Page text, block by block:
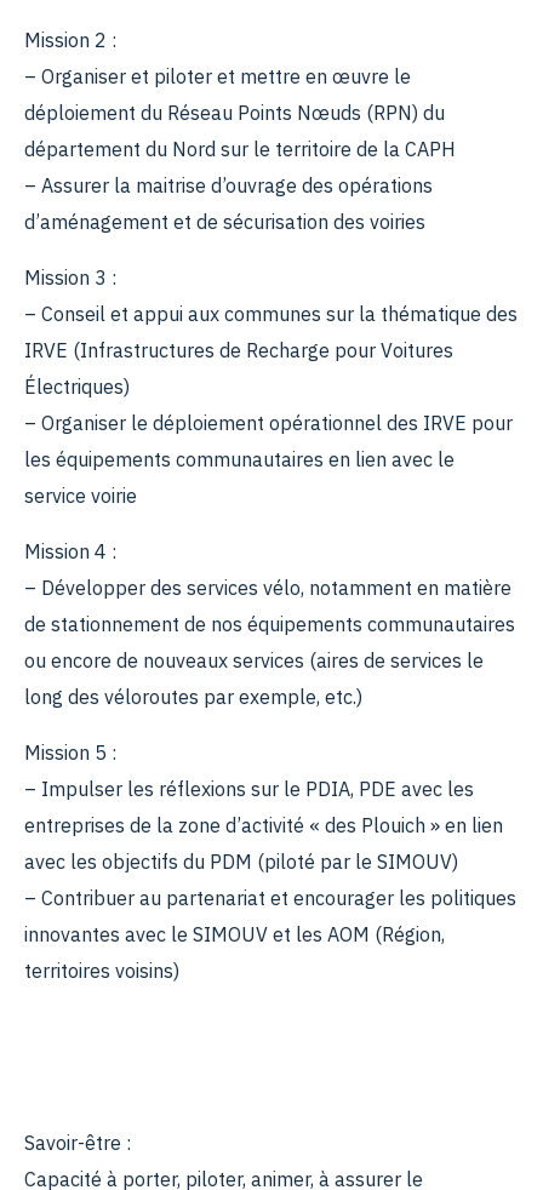
Mission 2 :
– Organiser et piloter et mettre en œuvre le
déploiement du Réseau Points Nœuds (RPN) du
département du Nord sur le territoire de la CAPH
– Assurer la maitrise d’ouvrage des opérations
d’aménagement et de sécurisation des voiries
Mission 3 :
– Conseil et appui aux communes sur la thématique des
IRVE (Infrastructures de Recharge pour Voitures
Électriques)
– Organiser le déploiement opérationnel des IRVE pour
les équipements communautaires en lien avec le
service voirie
Mission 4 :
– Développer des services vélo, notamment en matière
de stationnement de nos équipements communautaires
ou encore de nouveaux services (aires de services le
long des véloroutes par exemple, etc.)
Mission 5 :
– Impulser les réflexions sur le PDIA, PDE avec les
entreprises de la zone d’activité « des Plouich » en lien
avec les objectifs du PDM (piloté par le SIMOUV)
– Contribuer au partenariat et encourager les politiques
innovantes avec le SIMOUV et les AOM (Région,
territoires voisins)
Savoir-être :
Capacité à porter, piloter, animer, à assurer le